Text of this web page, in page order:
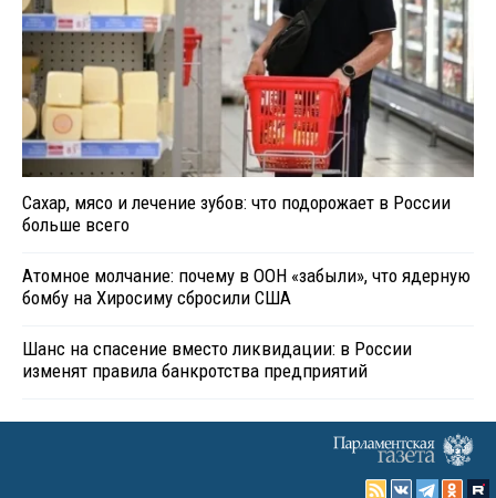
Сахар, мясо и лечение зубов: что подорожает в России
больше всего
Атомное молчание: почему в ООН «забыли», что ядерную
бомбу на Хиросиму сбросили США
Шанс на спасение вместо ликвидации: в России
изменят правила банкротства предприятий